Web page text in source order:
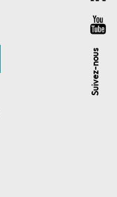
Suivez-nous